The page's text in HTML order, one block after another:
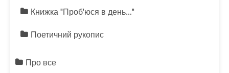
Книжка "Проб'юся в день…"
Поетичний рукопис
Про все